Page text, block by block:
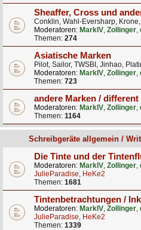
Sheaffer, Cross und
Conklin, Wahl-Eversharp,
Moderatoren: MarkIV, Zollinger,
Themen: 274
Asiatische Marken
Pilot, Sailor, TWSBI, Jinhao,
Moderatoren: MarkIV, Zollinger,
Themen: 723
andere Marken /
Moderatoren: MarkIV, Zollinger,
Themen: 1164
Schreibgeräte allgemein /
Die Tinte und der
Moderatoren: MarkIV, Zollinger,
JulieParadise, HeKe2
Themen: 1681
Tintenbetrachtungen /
Moderatoren: MarkIV, Zollinger,
JulieParadise, HeKe2
Themen: 1339